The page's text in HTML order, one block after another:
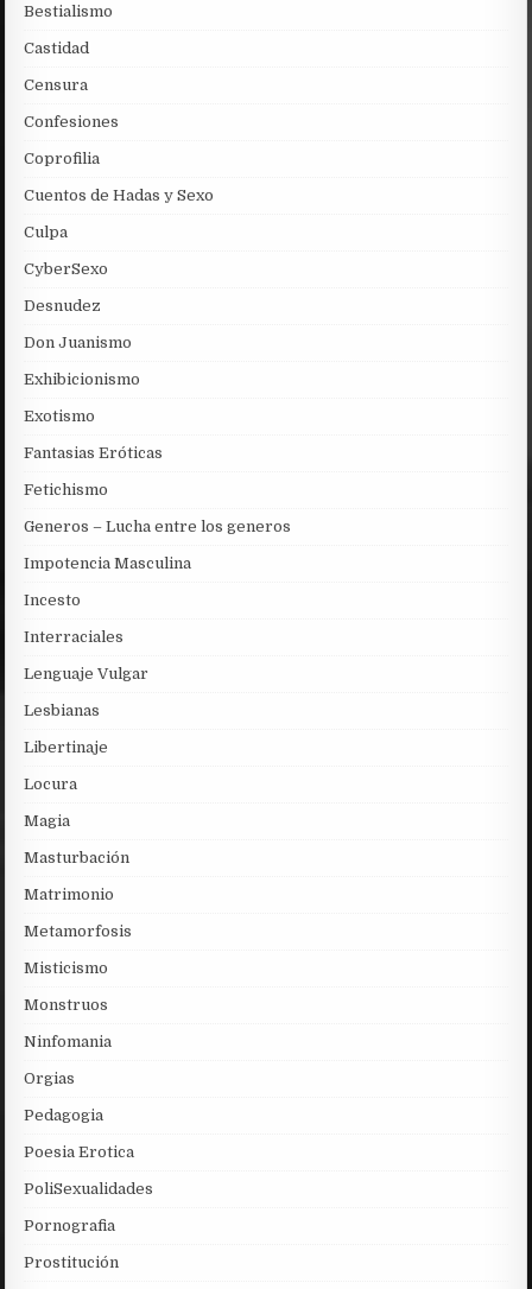
Bestialismo
Castidad
Censura
Confesiones
Coprofilia
Cuentos de Hadas y Sexo
Culpa
CyberSexo
Desnudez
Don Juanismo
Exhibicionismo
Exotismo
Fantasias Eróticas
Fetichismo
Generos – Lucha entre los generos
Impotencia Masculina
Incesto
Interraciales
Lenguaje Vulgar
Lesbianas
Libertinaje
Locura
Magia
Masturbación
Matrimonio
Metamorfosis
Misticismo
Monstruos
Ninfomania
Orgias
Pedagogia
Poesia Erotica
PoliSexualidades
Pornografia
Prostitución